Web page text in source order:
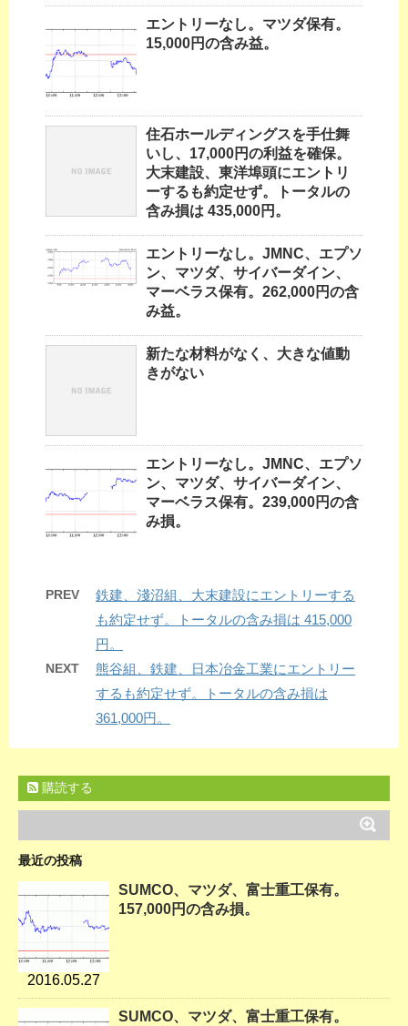
エントリーなし。マツダ保有。
15,000円の含み益。
住石ホールディングスを手仕舞
いし、17,000円の利益を確保。
大末建設、東洋埠頭にエントリ
ーするも約定せず。トータルの
含み損は 435,000円。
エントリーなし。JMNC、エプソ
ン、マツダ、サイバーダイン、
マーベラス保有。262,000円の含
み益。
新たな材料がなく、大きな値動
きがない
エントリーなし。JMNC、エプソ
ン、マツダ、サイバーダイン、
マーベラス保有。239,000円の含
み損。
PREV
鉄建、淺沼組、大末建設にエントリーする
も約定せず。トータルの含み損は 415,000
円。
NEXT
熊谷組、鉄建、日本冶金工業にエントリー
するも約定せず。トータルの含み損は
361,000円。
購読する
最近の投稿
2016.05.27
SUMCO、マツダ、富士重工保有。
157,000円の含み損。
SUMCO、マツダ、富士重工保有。